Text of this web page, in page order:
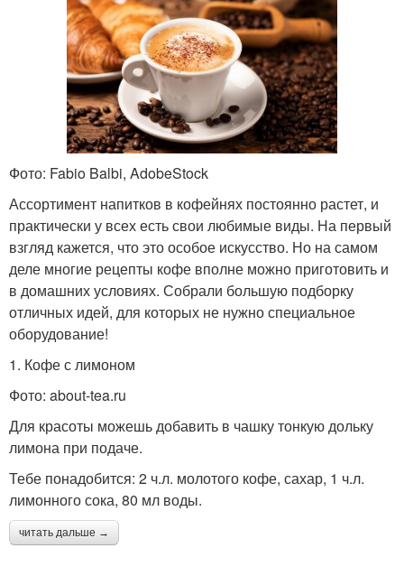
Фото: Fabio Balbi, AdobeStock
Ассортимент напитков в кофейнях постоянно растет, и
практически у всех есть свои любимые виды. На первый
взгляд кажется, что это особое искусство. Но на самом
деле многие рецепты кофе вполне можно приготовить и
в домашних условиях. Собрали большую подборку
отличных идей, для которых не нужно специальное
оборудование!
1. Кофе с лимоном
Фото: about-tea.ru
Для красоты можешь добавить в чашку тонкую дольку
лимона при подаче.
Тебе понадобится: 2 ч.л. молотого кофе, сахар, 1 ч.л.
лимонного сока, 80 мл воды.
читать дальше →